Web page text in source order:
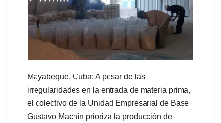
Mayabeque, Cuba: A pesar de las
irregularidades en la entrada de materia prima,
el colectivo de la Unidad Empresarial de Base
Gustavo Machín prioriza la producción de